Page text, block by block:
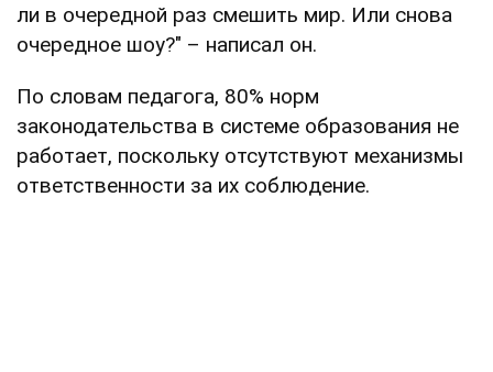
ли в очередной раз смешить мир. Или снова
очередное шоу?" – написал он.
По словам педагога, 80% норм
законодательства в системе образования не
работает, поскольку отсутствуют механизмы
ответственности за их соблюдение.